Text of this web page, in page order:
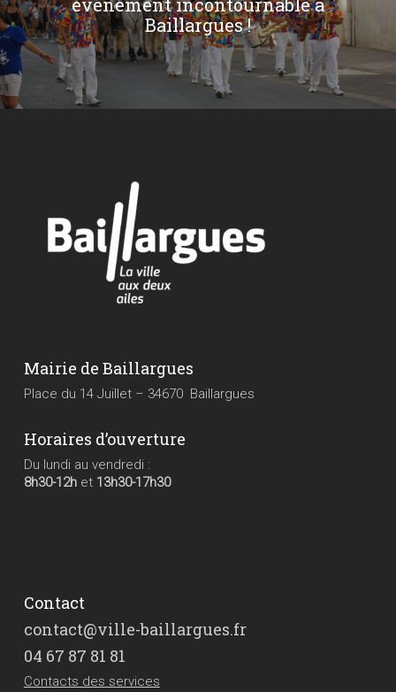
Baillargues !
Mairie de Baillargues
Place du 14 Juillet – 34670 Baillargues
Horaires d’ouverture
Du lundi au vendredi :
8h30-12het 13h30-17h30
Contact
contact@ville-baillargues.fr
04 67 87 81 81
Contacts des services